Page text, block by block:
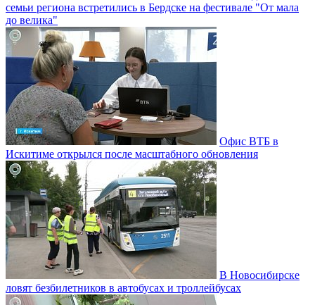
семьи региона встретились в Бердске на фестивале "От мала
до велика"
Офис ВТБ в
Искитиме открылся после масштабного обновления
В Новосибирске
ловят безбилетников в автобусах и троллейбусах